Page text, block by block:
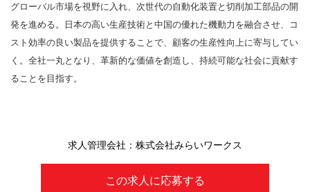
グローバル市場を視野に入れ、次世代の自動化装置と切削加工部品の開
発を進める。日本の高い生産技術と中国の優れた機動力を融合させ、コ
スト効率の良い製品を提供することで、顧客の生産性向上に寄与してい
く。全社一丸となり、革新的な価値を創造し、持続可能な社会に貢献す
ることを目指す。
この求人に応募する
求人管理会社：株式会社みらいワークス